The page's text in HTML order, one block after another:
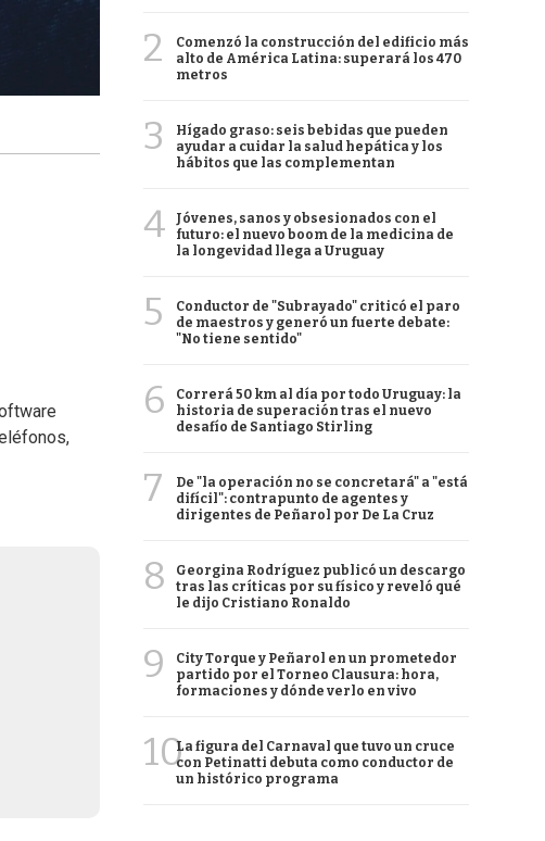
2
Comenzó la construcción del edificio más
alto de América Latina: superará los 470
metros
3
Hígado graso: seis bebidas que pueden
ayudar a cuidar la salud hepática y los
hábitos que las complementan
4
Jóvenes, sanos y obsesionados con el
futuro: el nuevo boom de la medicina de
la longevidad llega a Uruguay
5
Conductor de "Subrayado" criticó el paro
de maestros y generó un fuerte debate:
"No tiene sentido"
6
Correrá 50 km al día por todo Uruguay: la
historia de superación tras el nuevo
desafío de Santiago Stirling
7
De "la operación no se concretará" a "está
difícil": contrapunto de agentes y
dirigentes de Peñarol por De La Cruz
8
Georgina Rodríguez publicó un descargo
tras las críticas por su físico y reveló qué
le dijo Cristiano Ronaldo
9
City Torque y Peñarol en un prometedor
partido por el Torneo Clausura: hora,
formaciones y dónde verlo en vivo
10La figura del Carnaval que tuvo un cruce
con Petinatti debuta como conductor de
un histórico programa